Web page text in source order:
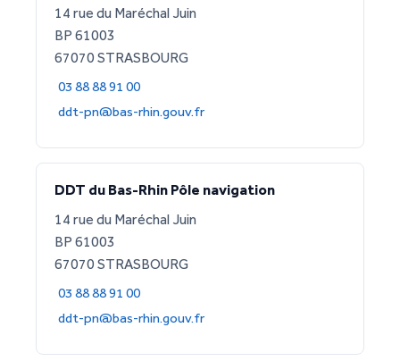
14 rue du Maréchal Juin
BP 61003
67070 STRASBOURG
03 88 88 91 00
ddt-pn@bas-rhin.gouv.fr
DDT du Bas-Rhin Pôle navigation
14 rue du Maréchal Juin
BP 61003
67070 STRASBOURG
03 88 88 91 00
ddt-pn@bas-rhin.gouv.fr